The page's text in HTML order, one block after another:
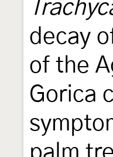
decay
of the
Gorica